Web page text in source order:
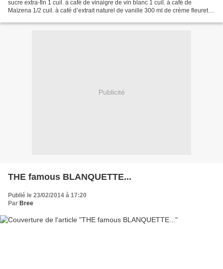
sucre extra-fin 1 cuil. à café de vinaigre de vin blanc 1 cuil. à café de
Maïzena 1/2 cuil. à café d’extrait naturel de vanille 300 ml de crème fleurette
Publicité
THE famous BLANQUETTE...
Publié le 23/02/2014 à 17:20
Par Bree